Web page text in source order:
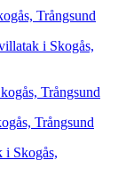
Trångsund
i Skogås,
Trångsund
Trångsund
i Skogås,